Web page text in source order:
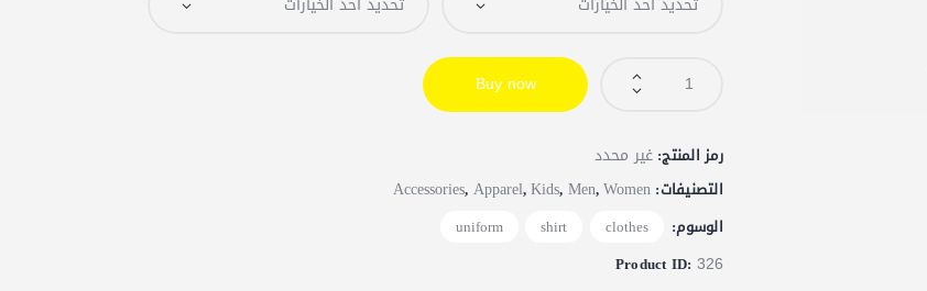
Buy now
رمز المنتج:غير محدد
التصنيفات: Accessories, Apparel,Kids, Men,Women
الوسوم: clothes
shirt
uniform
Product ID: 326